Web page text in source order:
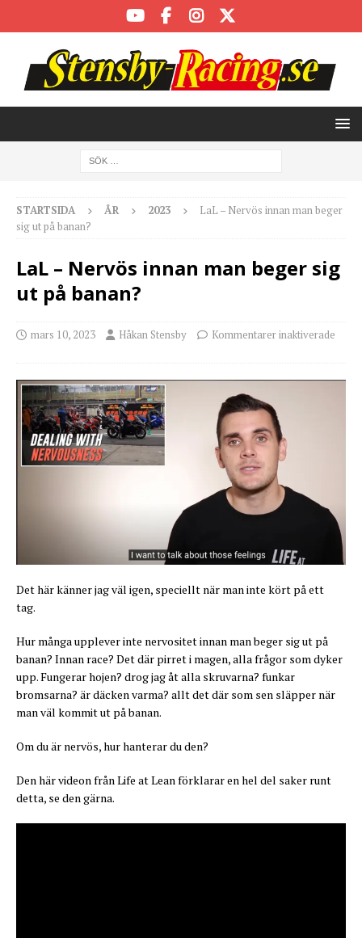
STARTSIDA ÅR 2023
LaL – Nervös innan man beger
sig ut på banan?
LaL – Nervös innan man beger sig
ut på banan?
mars 10, 2023 Håkan Stensby Kommentarer inaktiverade
Det här känner jag väl igen, speciellt när man inte kört på ett
tag.
Hur många upplever inte nervositet innan man beger sig ut på
banan? Innan race? Det där pirret i magen, alla frågor som dyker
upp. Fungerar hojen? drog jag åt alla skruvarna? funkar
bromsarna? är däcken varma? allt det där som sen släpper när
man väl kommit ut på banan.
Om du är nervös, hur hanterar du den?
Den här videon från Life at Lean förklarar en hel del saker runt
detta, se den gärna.